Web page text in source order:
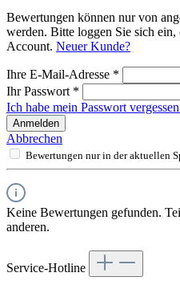
Bewertungen können nur von
werden. Bitte loggen Sie sich ein,
Account. Neuer Kunde?
Ihre E-Mail-Adresse *
Ihr Passwort *
Ich habe mein Passwort
Anmelden
Abbrechen
Bewertungen nur in der aktuellen
Keine Bewertungen gefunden.
anderen.
Service-Hotline